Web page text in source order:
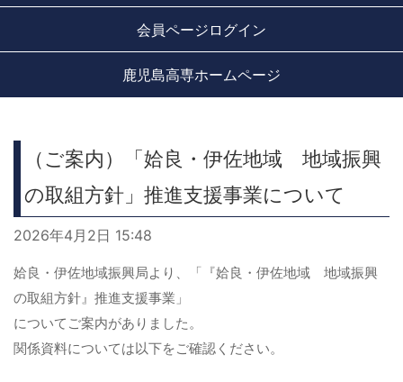
会員ページログイン
鹿児島高専ホームページ
（ご案内）「姶良・伊佐地域 地域振興
の取組方針」推進支援事業について
2026年4月2日 15:48
姶良・伊佐地域振興局より、「『姶良・伊佐地域 地域振興
の取組方針』推進支援事業」
についてご案内がありました。
関係資料については以下をご確認ください。